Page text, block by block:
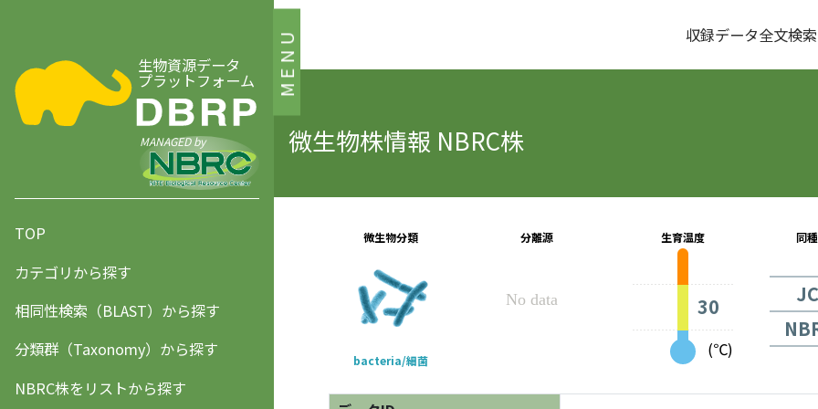
MENU
生物資源データ
プラットフォーム
MANAGED by
TOP
カテゴリから探す
相同性検索（BLAST）から探す
分類群（Taxonomy）から探す
NBRC株をリストから探す
収録データ全文検索
微生物株情報 NBRC株